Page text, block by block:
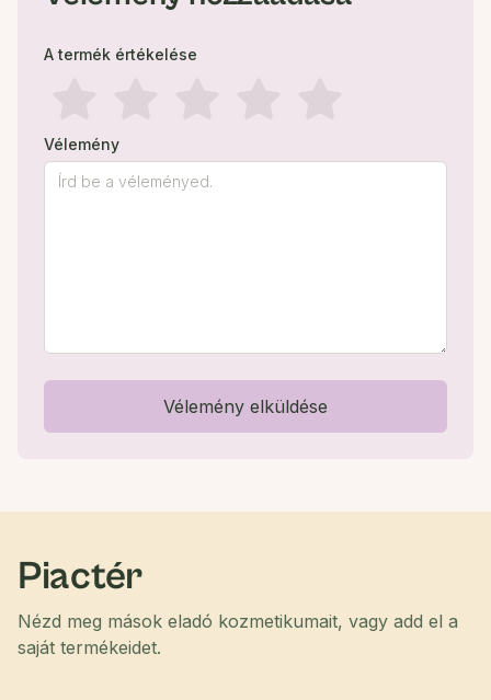
A termék értékelése
Vélemény
Vélemény elküldése
Piactér
Nézd meg mások eladó kozmetikumait, vagy add el a
saját termékeidet.